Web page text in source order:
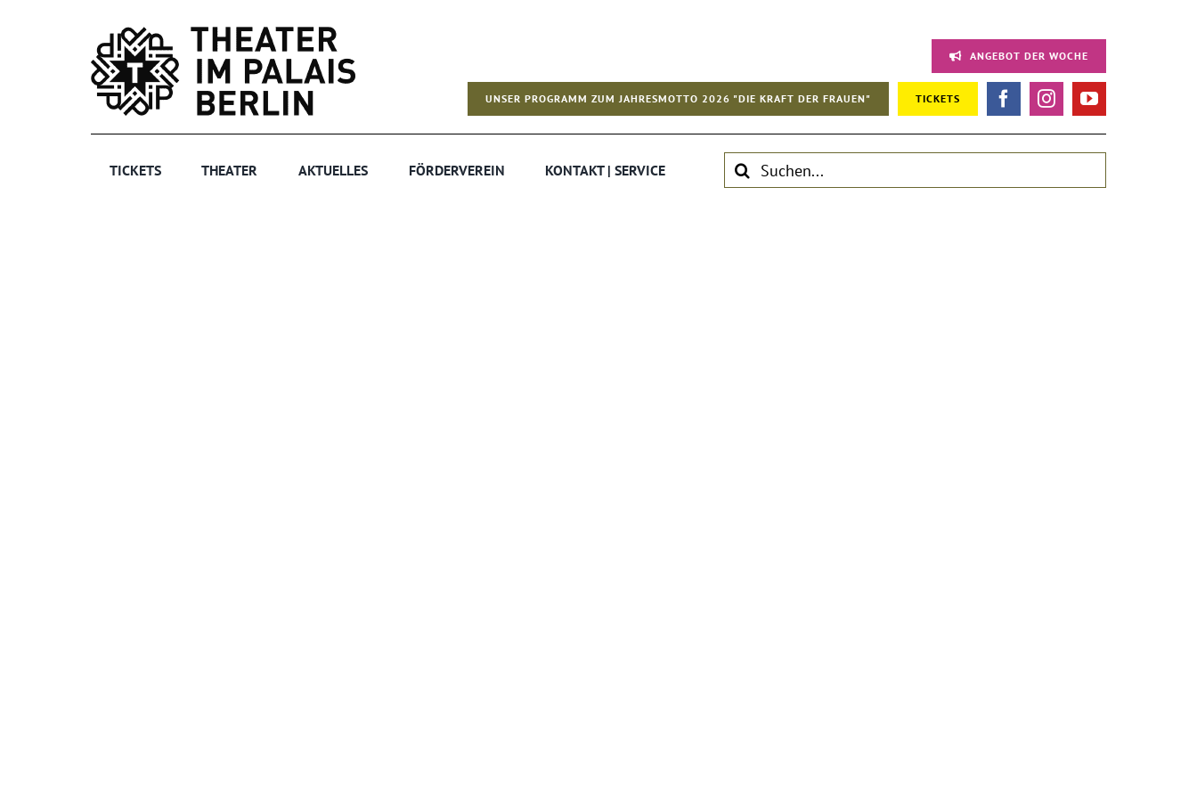
ANGEBOT DER WOCHE
UNSER PROGRAMM ZUM JAHRESMOTTO 2026 "DIE KRAFT DER FRAUEN" TICKETS
TICKETS THEATER AKTUELLES FÖRDERVEREIN KONTAKT | SERVICE
Suche
nach: